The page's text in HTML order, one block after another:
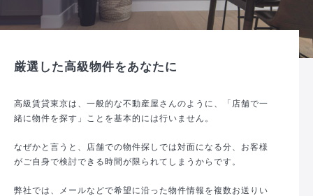
厳選した高級物件をあなたに
高級賃貸東京は、一般的な不動産屋さんのように、「店舗で一
緒に物件を探す」ことを基本的には行いません。
なぜかと言うと、店舗での物件探しでは対面になる分、お客様
がご自身で検討できる時間が限られてしまうからです。
弊社では、メールなどで希望に沿った物件情報を複数お送りい